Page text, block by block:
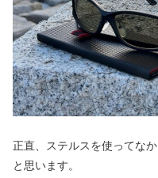
正直、ステルスを使ってな
と思います。